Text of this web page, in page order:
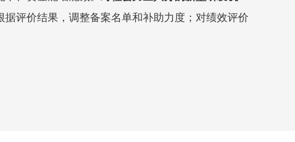
评价结果，调整备案名单和补助力度；对绩效评价